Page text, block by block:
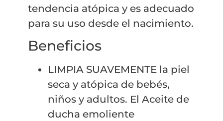
tendencia atópica y es adecuado
para su uso desde el nacimiento.
Beneficios
LIMPIA SUAVEMENTE la piel
seca y atópica de bebés,
niños y adultos. El Aceite de
ducha emoliente